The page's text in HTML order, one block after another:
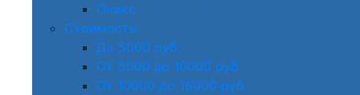
Оникс
Стоимость
До 5000 руб
От 5000 до 10000 руб
От 10000 до 18000 руб